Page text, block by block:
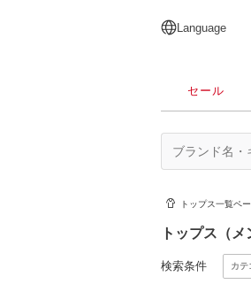
日本語
English
简体中文
繁體中文
Language
セール
トップス一覧ペ
トップス（
検索条件 カテ